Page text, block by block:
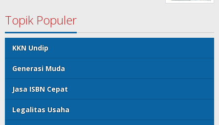
Topik Populer
KKN Undip
Generasi Muda
Jasa ISBN Cepat
Legalitas Usaha